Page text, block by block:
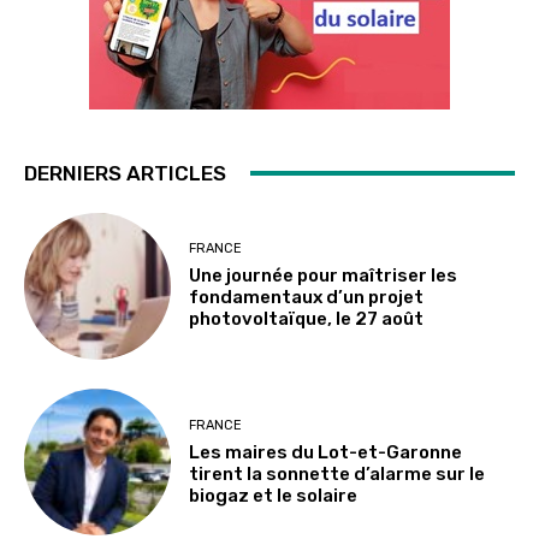
DERNIERS ARTICLES
FRANCE
Une journée pour maîtriser les
fondamentaux d’un projet
photovoltaïque, le 27 août
FRANCE
Les maires du Lot-et-Garonne
tirent la sonnette d’alarme sur le
biogaz et le solaire